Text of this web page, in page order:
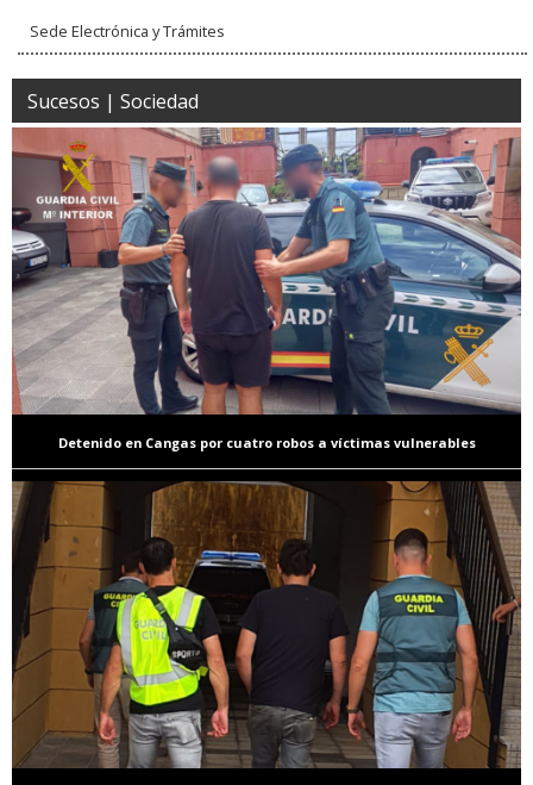
Sede Electrónica y Trámites
Sucesos | Sociedad
Detenido en Cangas por cuatro robos a víctimas vulnerables